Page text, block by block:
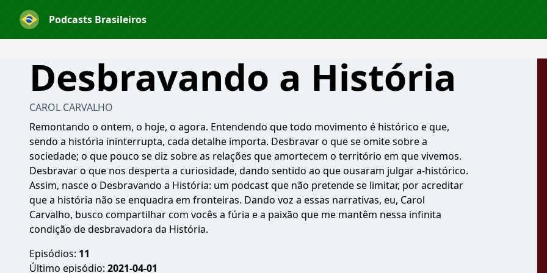
Podcasts Brasileiros
Desbravando a História
CAROL CARVALHO
Remontando o ontem, o hoje, o agora. Entendendo que todo movimento é histórico e que,
sendo a história ininterrupta, cada detalhe importa. Desbravar o que se omite sobre a
sociedade; o que pouco se diz sobre as relações que amortecem o território em que vivemos.
Desbravar o que nos desperta a curiosidade, dando sentido ao que ousaram julgar a-histórico.
Assim, nasce o Desbravando a História: um podcast que não pretende se limitar, por acreditar
que a história não se enquadra em fronteiras. Dando voz a essas narrativas, eu, Carol
Carvalho, busco compartilhar com vocês a fúria e a paixão que me mantêm nessa infinita
condição de desbravadora da História.
Episódios: 11
Último episódio: 2021-04-01